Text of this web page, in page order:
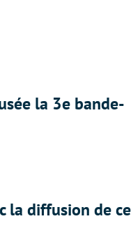
la 3e bande-
la diffusion de ce